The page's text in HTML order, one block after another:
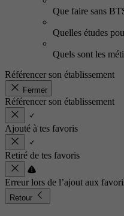
Que faire sans
Quelles études
Quels sont les
Référencer son établissement
Fermer
Référencer son établissement
Ajouté à tes favoris
Retiré de tes favoris
Erreur lors de l’ajout aux
Retour